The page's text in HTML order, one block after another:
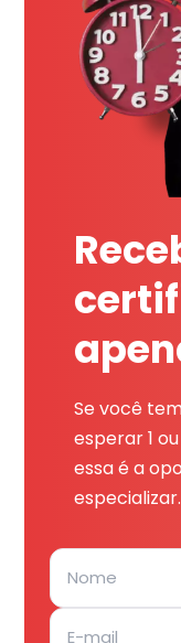
Se você
esperar 1
essa é a
especializar.